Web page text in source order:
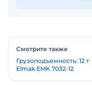
Смотрите также
Грузоподъемность: 12 т
Elmak EMK 7032-12